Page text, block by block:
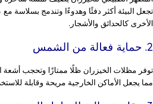
تجعل البيئة أكثر دفئًا وهدوءًا وتندمج بسلاسة
الأخرى كالحدائق والأشجار.
2. حماية فعالة من الشمس
توفر مظلات الخيزران ظلًا ممتازًا وتحجب
مما يجعل الأماكن الخارجية مريحة وقابلة